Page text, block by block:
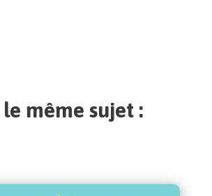
le même sujet :